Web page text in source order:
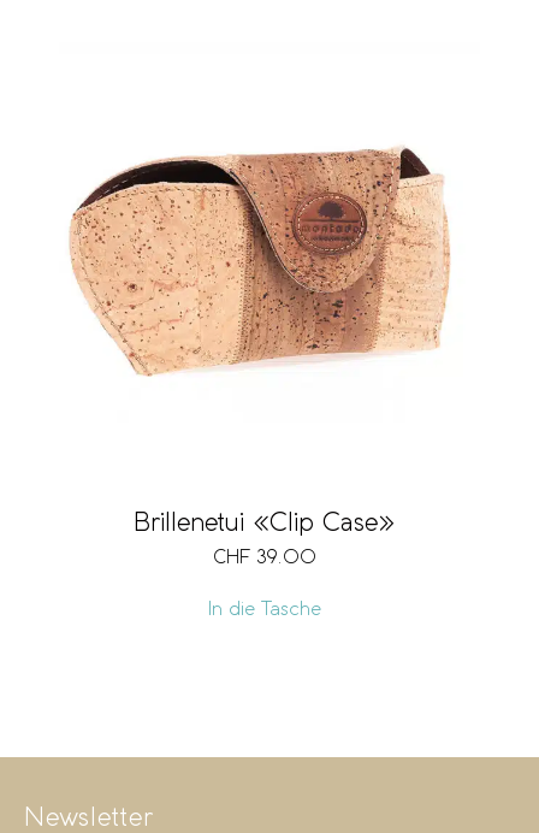
Brillenetui «Clip Case»
CHF 39.00
In die Tasche
Newsletter